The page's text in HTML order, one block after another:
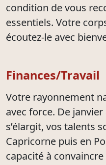
condition de vous
essentiels. Votre
écoutez-le avec
Finances/Travail
Votre rayonnement
avec force. De
s’élargit, vos talents
Capricorne puis en
capacité à